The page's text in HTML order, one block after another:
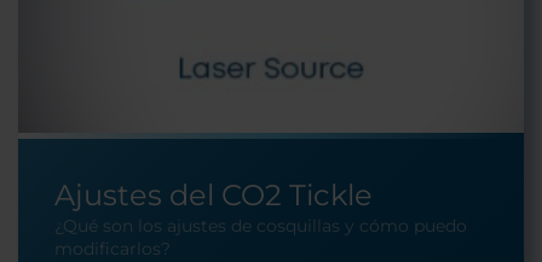
Ajustes del CO2 Tickle
¿Qué son los ajustes de cosquillas y cómo puedo
modificarlos?